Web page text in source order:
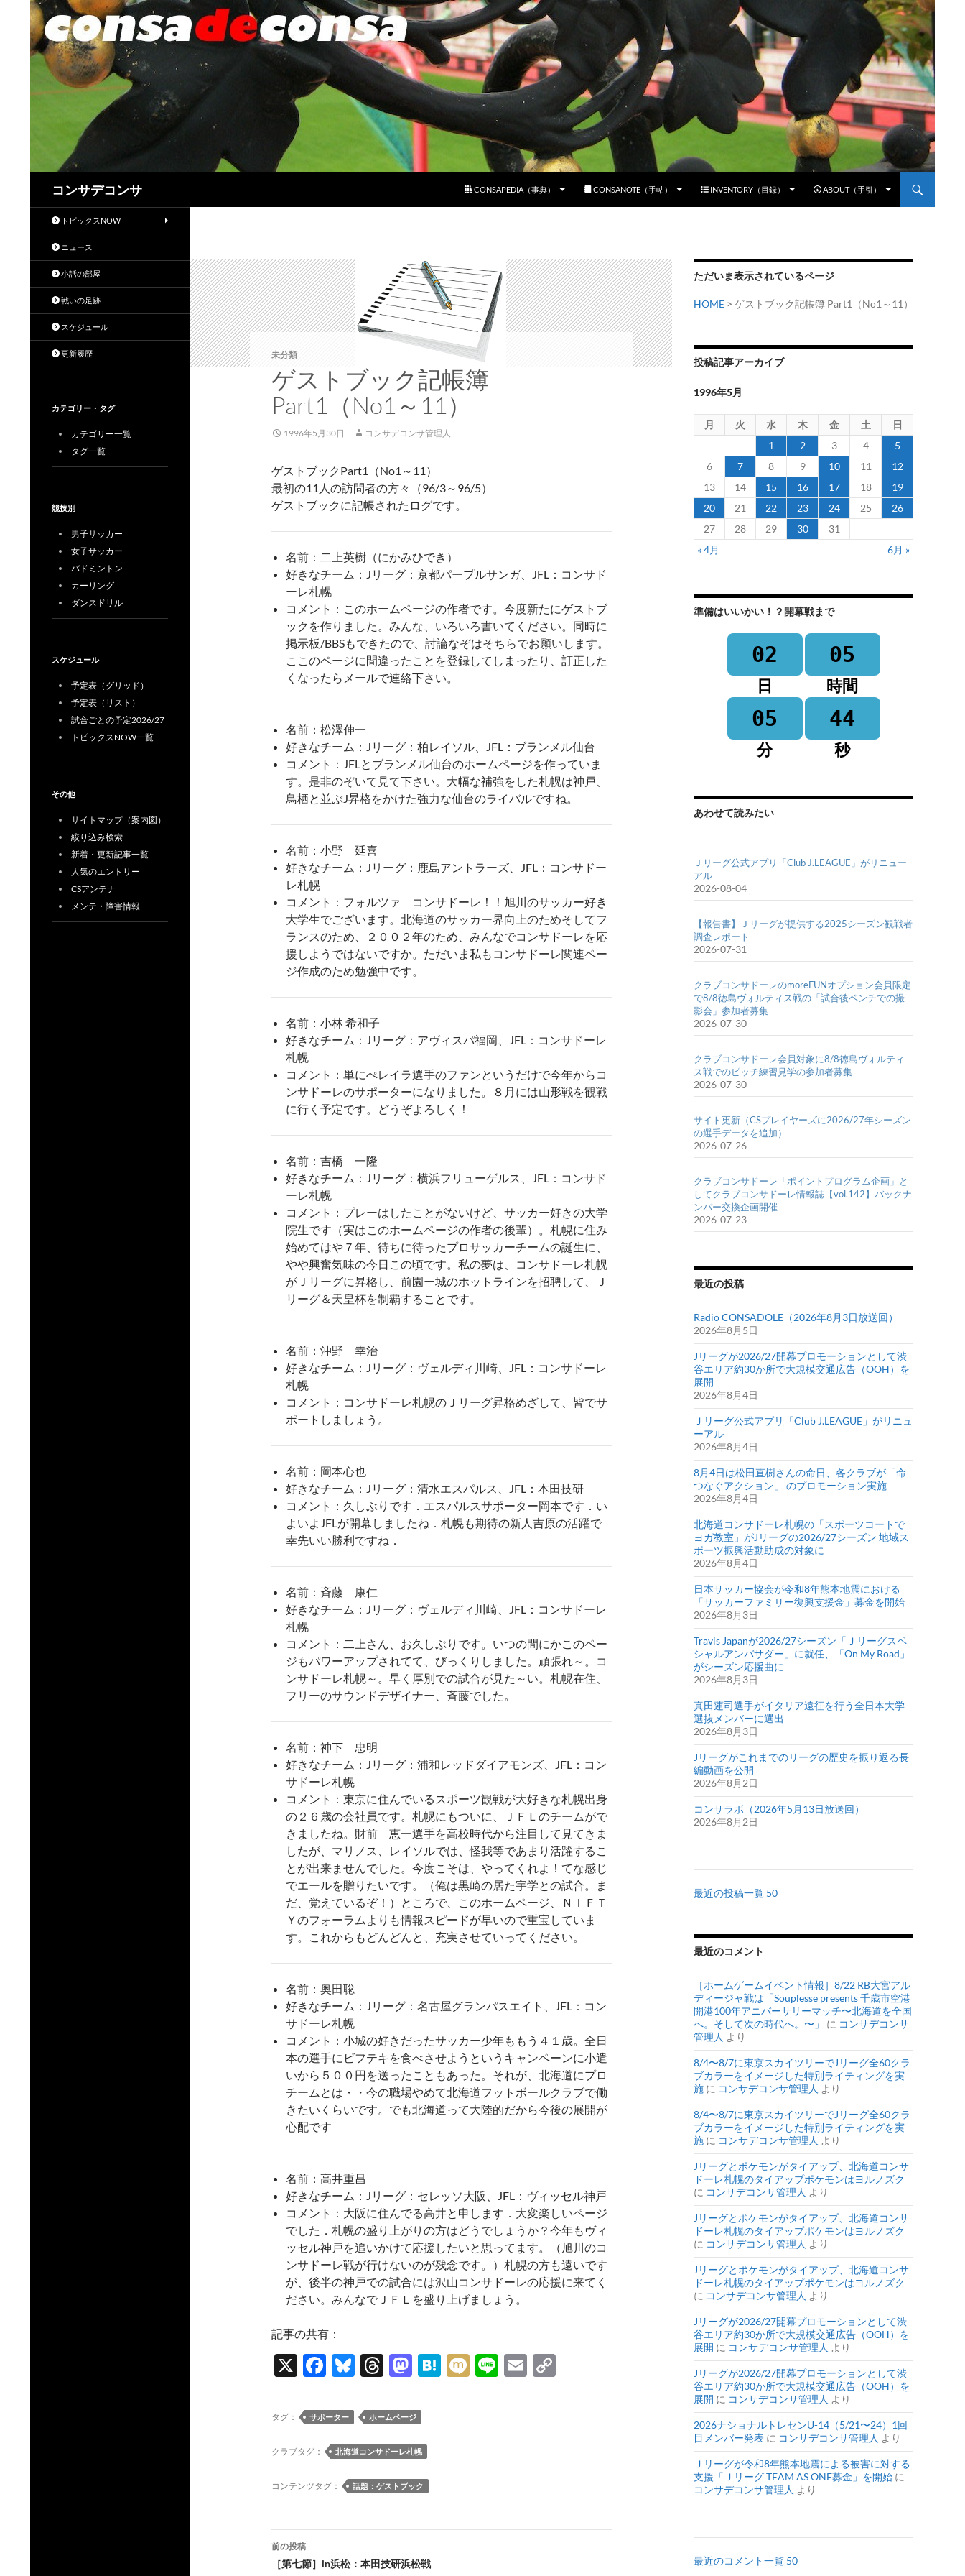
コンサデコンサ
CONSAPEDIA（事典）
CONSANOTE（手帖） INVENTORY（目録） ABOUT（手引）
未分類
ゲストブック記帳簿
Part1（No1～11）
1996年5月30日 コンサデコンサ管理人
ゲストブックPart1（No1～11）
最初の11人の訪問者の方々（96/3～96/5）
ゲストブックに記帳されたログです。
名前：二上英樹（にかみひでき）
好きなチーム：Jリーグ：京都パープルサンガ、JFL：コンサド
ーレ札幌
コメント：このホームページの作者です。今度新たにゲストブ
ックを作りました。みんな、いろいろ書いてください。同時に
掲示板/BBSもできたので、討論なぞはそちらでお願いします。
ここのページに間違ったことを登録してしまったり、訂正した
くなったらメールで連絡下さい。
名前：松澤伸一
好きなチーム：Jリーグ：柏レイソル、JFL：ブランメル仙台
コメント：JFLとブランメル仙台のホームページを作っていま
す。是非のぞいて見て下さい。大幅な補強をした札幌は神戸、
鳥栖と並ぶJ昇格をかけた強力な仙台のライバルですね。
名前：小野 延喜
好きなチーム：Jリーグ：鹿島アントラーズ、JFL：コンサドー
レ札幌
コメント：フォルツァ コンサドーレ！！旭川のサッカー好き
大学生でございます。北海道のサッカー界向上のためそしてフ
ランスのため、２００２年のため、みんなでコンサドーレを応
援しようではないですか。ただいま私もコンサドーレ関連ペー
ジ作成のため勉強中です。
名前：小林 希和子
好きなチーム：Jリーグ：アヴィスパ福岡、JFL：コンサドーレ
札幌
コメント：単にぺレイラ選手のファンというだけで今年からコ
ンサドーレのサポーターになりました。８月には山形戦を観戦
に行く予定です。どうぞよろしく！
名前：吉橋 一隆
好きなチーム：Jリーグ：横浜フリューゲルス、JFL：コンサド
ーレ札幌
コメント：プレーはしたことがないけど、サッカー好きの大学
院生です（実はこのホームページの作者の後輩）。札幌に住み
始めてはや７年、待ちに待ったプロサッカーチームの誕生に、
やや興奮気味の今日この頃です。私の夢は、コンサドーレ札幌
がＪリーグに昇格し、前園ー城のホットラインを招聘して、Ｊ
リーグ＆天皇杯を制覇することです。
名前：沖野 幸治
好きなチーム：Jリーグ：ヴェルディ川崎、JFL：コンサドーレ
札幌
コメント：コンサドーレ札幌のＪリーグ昇格めざして、皆でサ
ポートしましょう。
名前：岡本心也
好きなチーム：Jリーグ：清水エスパルス、JFL：本田技研
コメント：久しぶりです．エスパルスサポーター岡本です．い
よいよJFLが開幕しましたね．札幌も期待の新人吉原の活躍で
幸先いい勝利ですね．
名前：斉藤 康仁
好きなチーム：Jリーグ：ヴェルディ川崎、JFL：コンサドーレ
札幌
コメント：二上さん、お久しぶりです。いつの間にかこのペー
ジもパワーアップされてて、びっくりしました。頑張れ～。コ
ンサドーレ札幌～。早く厚別での試合が見た～い。札幌在住、
フリーのサウンドデザイナー、斉藤でした。
名前：神下 忠明
好きなチーム：Jリーグ：浦和レッドダイアモンズ、JFL：コン
サドーレ札幌
コメント：東京に住んでいるスポーツ観戦が大好きな札幌出身
の２６歳の会社員です。札幌にもついに、ＪＦＬのチームがで
きましたね。財前 恵一選手を高校時代から注目して見てきま
したが、マリノス、レイソルでは、怪我等であまり活躍するこ
とが出来ませんでした。今度こそは、やってくれよ！てな感じ
でエールを贈りたいです。（俺は黒崎の居た宇学との試合。ま
だ、覚えているぞ！）ところで、このホームページ、ＮＩＦＴ
Ｙのフォーラムよりも情報スピードが早いので重宝していま
す。これからもどんどんと、充実させていってください。
名前：奥田聡
好きなチーム：Jリーグ：名古屋グランパスエイト、JFL：コン
サドーレ札幌
コメント：小城の好きだったサッカー少年ももう４１歳。全日
本の選手にビフテキを食べさせようというキャンペーンに小遣
いから５００円を送ったこともあった。それが、北海道にプロ
チームとは・・今の職場やめて北海道フットボールクラブで働
きたいくらいです。でも北海道って大陸的だから今後の展開が
心配です
名前：高井重昌
好きなチーム：Jリーグ：セレッソ大阪、JFL：ヴィッセル神戸
コメント：大阪に住んでる高井と申します．大変楽しいページ
でした．札幌の盛り上がりの方はどうでしょうか？今年もヴィ
ッセル神戸を追いかけて応援したいと思ってます。（旭川のコ
ンサドーレ戦が行けないのが残念です。）札幌の方も遠いです
が、後半の神戸での試合には沢山コンサドーレの応援に来てく
ださい。みんなでＪＦＬを盛り上げましょう。
記事の共有：
X
F
e
b
o
o
Bl
es
k
y
T
e
a
ds
M
to
d
o
n
H
M Li
E
タグ： サポーター ホームページ
クラブタグ： 北海道コンサドーレ札幌
コンテンツタグ： 話題：ゲストブック
投
稿
前の投稿
［第七節］in浜松：本田技研浜松戦
ただいま表示されているページ
HOME > ゲストブック記帳簿 Part1（No1～11）
投稿記事アーカイブ
1996年5月
月 火 水 木 金 土
日
1
2 3 4
5
6
7 8 9 10 11
12
13
14 15 16 17 18
19
20
21 22 23 24 25
26
27
28 29 30
31
« 4月
6月 »
準備はいいかい！？開幕戦まで
02
日
05
時間
05
分
44
秒
あわせて読みたい
Ｊリーグ公式アプリ「Club J.LEAGUE」がリニュー
アル
2026-08-04
【報告書】Ｊリーグが提供する2025シーズン観戦者
調査レポート
2026-07-31
クラブコンサドーレのmoreFUNオプション会員限定
で8/8徳島ヴォルティス戦の「試合後ベンチでの撮
影会」参加者募集
2026-07-30
クラブコンサドーレ会員対象に8/8徳島ヴォルティ
ス戦でのピッチ練習見学の参加者募集
2026-07-30
サイト更新（CSプレイヤーズに2026/27年シーズン
の選手データを追加）
2026-07-26
クラブコンサドーレ「ポイントプログラム企画」と
してクラブコンサドーレ情報誌【vol.142】バックナ
ンバー交換企画開催
2026-07-23
最近の投稿
Radio CONSADOLE（2026年8月3日放送回）
2026年8月5日
Jリーグが2026/27開幕プロモーションとして渋
谷エリア約30か所で大規模交通広告（OOH）を
展開
2026年8月4日
Ｊリーグ公式アプリ「Club J.LEAGUE」がリニュ
ーアル
2026年8月4日
8月4日は松田直樹さんの命日、各クラブが「命
つなぐアクション」 のプロモーション実施
2026年8月4日
北海道コンサドーレ札幌の「スポーツコートで
ヨガ教室」がJリーグの2026/27シーズン 地域ス
ポーツ振興活動助成の対象に
2026年8月4日
日本サッカー協会が令和8年熊本地震における
「サッカーファミリー復興支援金」募金を開始
2026年8月3日
Travis Japanが2026/27シーズン「Ｊリーグスペ
シャルアンバサダー」に就任、「On My Road」
がシーズン応援曲に
2026年8月3日
真田蓮司選手がイタリア遠征を行う全日本大学
選抜メンバーに選出
2026年8月3日
Jリーグがこれまでのリーグの歴史を振り返る長
編動画を公開
2026年8月2日
コンサラボ（2026年5月13日放送回）
2026年8月2日
最近の投稿一覧 50
最近のコメント
［ホームゲームイベント情報］8/22 RB大宮アル
ディージャ戦は「Souplesse presents 千歳市空港
開港100年アニバーサリーマッチ〜北海道を全国
へ。そして次の時代へ。〜」
に コンサデコンサ
管理人 より
8/4〜8/7に東京スカイツリーでJリーグ全60クラ
ブカラーをイメージした特別ライティングを実
施 に コンサデコンサ管理人 より
8/4〜8/7に東京スカイツリーでJリーグ全60クラ
ブカラーをイメージした特別ライティングを実
施 に コンサデコンサ管理人 より
Jリーグとポケモンがタイアップ、北海道コンサ
ドーレ札幌のタイアップポケモンはヨルノズク
に コンサデコンサ管理人 より
Jリーグとポケモンがタイアップ、北海道コンサ
ドーレ札幌のタイアップポケモンはヨルノズク
に コンサデコンサ管理人 より
Jリーグとポケモンがタイアップ、北海道コンサ
ドーレ札幌のタイアップポケモンはヨルノズク
に コンサデコンサ管理人 より
Jリーグが2026/27開幕プロモーションとして渋
谷エリア約30か所で大規模交通広告（OOH）を
展開 に コンサデコンサ管理人 より
Jリーグが2026/27開幕プロモーションとして渋
谷エリア約30か所で大規模交通広告（OOH）を
展開 に コンサデコンサ管理人 より
2026ナショナルトレセンU-14（5/21〜24）1回
目メンバー発表 に コンサデコンサ管理人 より
Ｊリーグが令和8年熊本地震による被害に対する
支援「Ｊリーグ TEAM AS ONE募金」を開始 に
コンサデコンサ管理人 より
最近のコメント一覧 50
トピックスNOW
ニュース
小話の部屋
戦いの足跡
スケジュール
更新履歴
カテゴリー・タグ
カテゴリー一覧
タグ一覧
競技別
男子サッカー
女子サッカー
バドミントン
カーリング
ダンスドリル
スケジュール
予定表（グリッド）
予定表（リスト）
試合ごとの予定2026/27
トピックスNOW一覧
その他
サイトマップ（案内図）
絞り込み検索
新着・更新記事一覧
人気のエントリー
CSアンテナ
メンテ・障害情報